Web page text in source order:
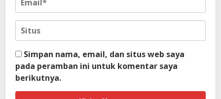
Simpan nama, email, dan situs web saya
pada peramban ini untuk komentar saya
berikutnya.